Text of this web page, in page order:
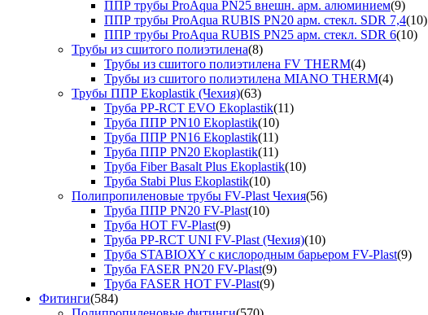
ППР трубы ProAqua PN25 внешн. арм. алюминием(9)
ППР трубы ProAqua RUBIS PN20 арм. стекл. SDR 7,4(10)
ППР трубы ProAqua RUBIS PN25 арм. стекл. SDR 6(10)
Трубы из сшитого полиэтилена(8)
Трубы из сшитого полиэтилена FV THERM(4)
Трубы из сшитого полиэтилена MIANO THERM(4)
Трубы ППР Ekoplastik (Чехия)(63)
Труба PP-RCT EVO Ekoplastik(11)
Труба ППР PN10 Ekoplastik(10)
Труба ППР PN16 Ekoplastik(11)
Труба ППР PN20 Ekoplastik(11)
Труба Fiber Basalt Plus Ekoplastik(10)
Труба Stabi Plus Ekoplastik(10)
Полипропиленовые трубы FV-Plast Чехия(56)
Труба ППР PN20 FV-Plast(10)
Труба HOT FV-Plast(9)
Труба PP-RCT UNI FV-Plast (Чехия)(10)
Труба STABIOXY с кислородным барьером FV-Plast(9)
Труба FASER PN20 FV-Plast(9)
Труба FASER HOT FV-Plast(9)
Фитинги(584)